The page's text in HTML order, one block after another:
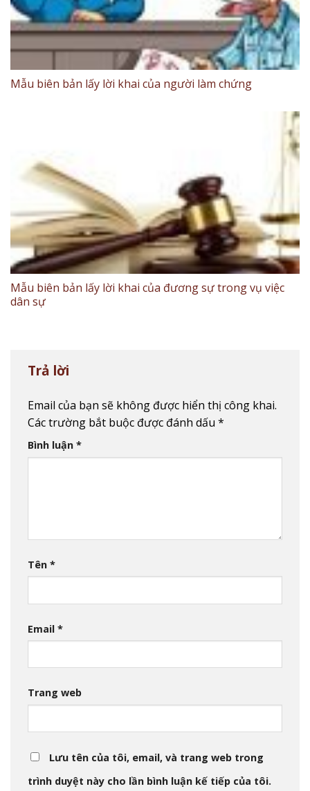
Mẫu biên bản lấy lời khai của người làm chứng
Mẫu biên bản lấy lời khai của đương sự trong vụ việc
dân sự
Trả lời
Email của bạn sẽ không được hiển thị công khai.
Các trường bắt buộc được đánh dấu *
Bình luận *
Tên *
Email *
Trang web
Lưu tên của tôi, email, và trang web trong
trình duyệt này cho lần bình luận kế tiếp của tôi.